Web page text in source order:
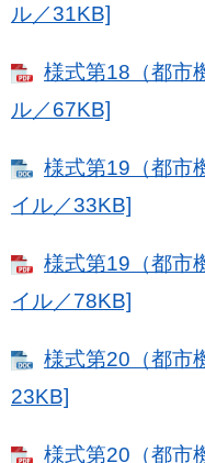
ル／31KB]
様式第18（都市
ル／67KB]
様式第19（都市
イル／33KB]
様式第19（都市
イル／78KB]
様式第20（都市
23KB]
様式第20（都市